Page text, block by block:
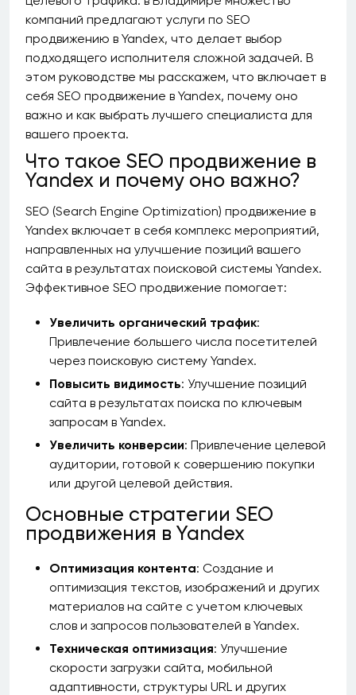
компаний предлагают услуги по SEO
продвижению в Yandex, что делает выбор
подходящего исполнителя сложной задачей. В
этом руководстве мы расскажем, что включает в
себя SEO продвижение в Yandex, почему оно
важно и как выбрать лучшего специалиста для
вашего проекта.
Что такое SEO продвижение в
Yandex и почему оно важно?
SEO (Search Engine Optimization) продвижение в
Yandex включает в себя комплекс мероприятий,
направленных на улучшение позиций вашего
сайта в результатах поисковой системы Yandex.
Эффективное SEO продвижение помогает:
Увеличить органический трафик:
Привлечение большего числа посетителей
через поисковую систему Yandex.
Повысить видимость: Улучшение позиций
сайта в результатах поиска по ключевым
запросам в Yandex.
Увеличить конверсии: Привлечение целевой
аудитории, готовой к совершению покупки
или другой целевой действия.
Основные стратегии SEO
продвижения в Yandex
Оптимизация контента: Создание и
оптимизация текстов, изображений и других
материалов на сайте с учетом ключевых
слов и запросов пользователей в Yandex.
Техническая оптимизация: Улучшение
скорости загрузки сайта, мобильной
адаптивности, структуры URL и других